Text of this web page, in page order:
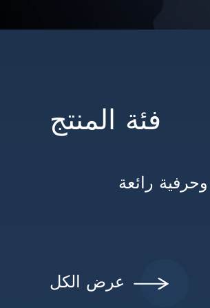
فئة المنتج
رائعة
عرض الكل